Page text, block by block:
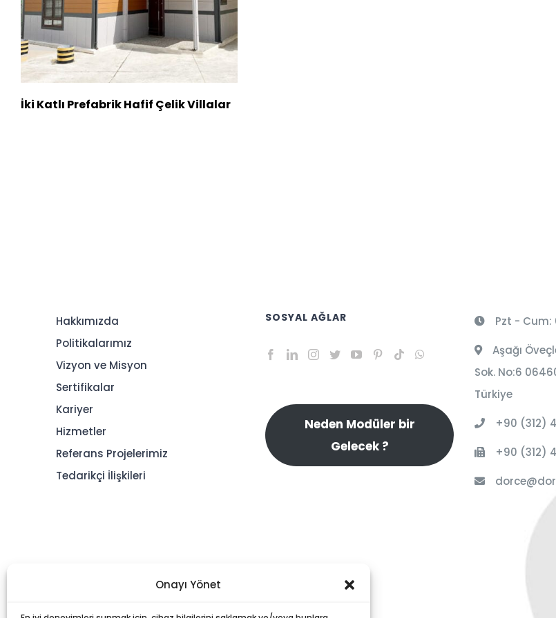
Onayı Yönet
İki Katlı Prefabrik Hafif Çelik Villalar
Hakkımızda
Politikalarımız
Vizyon ve Misyon
Sertifikalar
Kariyer
Hizmetler
Referans Projelerimiz
Tedarikçi İlişkileri
SOSYAL AĞLAR
Neden Modüler bir
Gelecek ?
Pzt - Cum:
Aşağı
Sok. No:6
Türkiye
+90 (312)
+90 (312)